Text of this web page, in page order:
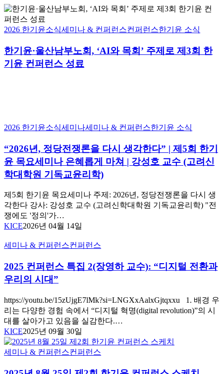
|
2026
년
8
24
일
시
돌
봄
의
리”
|
목
세
미
나
료
|
김
기
교
(감
리
신
학
대
학
교
기
교
한
기
윤
울
산
남
목
주
제
로
3
회
한
기
컨
런
스
성
2026 한기윤소식세미나 & 컨퍼런스컨퍼런스한기윤 소식
한기윤·울산남부노회, ‘AI와 목회’ 주제로 제3회 한
기윤 컨퍼런스 성료
“2026
정
당
전
쟁
을
다
시
생
한
|
제
회
한
기
윤
목
요
미
2026 한기윤소식세미나세미나 & 컨퍼런스한기윤 소식
“2026년, 정당전쟁론을 다시 생각한다” | 제5회 한기
윤 목요세미나 은혜롭게 마쳐 | 강성호 교수 (고려신
학대학원 기독교윤리학)
제5회 한기윤 목요세미나 주제: 2026년, 정당전쟁론을 다시 생
각한다 강사: 강성호 교수 (고려신학대학원 기독교윤리학) "전
쟁에도 '정의'가…
KICE2026년 04월 14일
2025
퍼
런
스
특
집
2(장
영
하
교
수):
“디
세미나 & 컨퍼런스컨퍼런스
2025 컨퍼런스 특집 2(장영하 교수): “디지털 전환과
우리의 시대”
https://youtu.be/15zUjgE7lMk?si=LNGXxAalxGjtqxxu 1. 배경 우
리는 다양한 경험 속에서 “디지털 혁명(digital revolution)”의 시
대를 살아가고 있음을 실감한다.…
KICE2025년 09월 30일
2025
8
세미나 & 컨퍼런스컨퍼런스